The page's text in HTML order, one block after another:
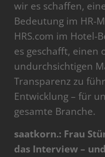
wir es schaffen,
Bedeutung im HR-
HRS.com im Hotel-
es geschafft, einen
undurchsichtigen
Transparenz zu
Entwicklung – für
gesamte Branche.
saatkorn.: Frau
das Interview –